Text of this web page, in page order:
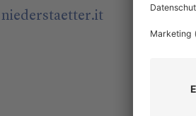
niederstaetter.it